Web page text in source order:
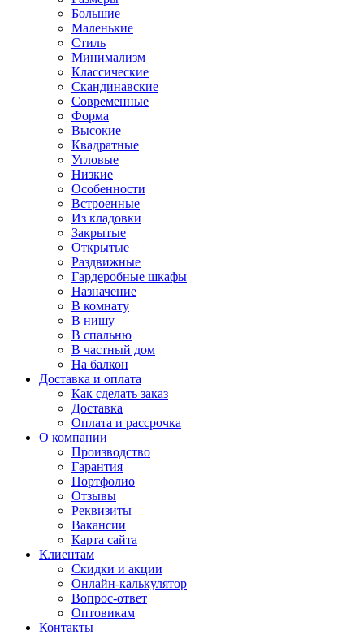
Большие
Маленькие
Стиль
Минимализм
Классические
Скандинавские
Современные
Форма
Высокие
Квадратные
Угловые
Низкие
Особенности
Встроенные
Из кладовки
Закрытые
Открытые
Раздвижные
Гардеробные шкафы
Назначение
В комнату
В нишу
В спальню
В частный дом
На балкон
Доставка и оплата
Как сделать заказ
Доставка
Оплата и рассрочка
О компании
Производство
Гарантия
Портфолио
Отзывы
Реквизиты
Вакансии
Карта сайта
Клиентам
Скидки и акции
Онлайн-калькулятор
Вопрос-ответ
Оптовикам
Контакты